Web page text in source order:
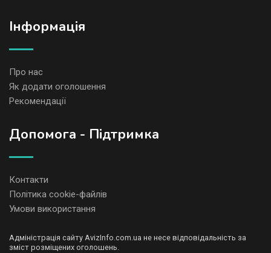
Iнформація
Про нас
Як додати оголошення
Рекомендації
Допомога - Підтримка
Контакти
Політика cookie-файлів
Умови використання
Адміністрація сайту AvizInfo.com.ua не несе відповідальність за
зміст розміщених оголошень.